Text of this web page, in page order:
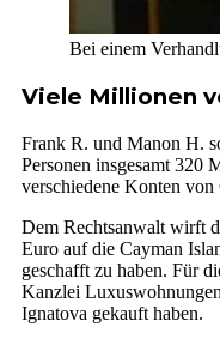
Bei einem
Viele Millionen
Frank R. und Manon H.
Personen insgesamt 320
verschiedene Konten
Dem Rechtsanwalt wirft
Euro auf die Cayman
geschafft zu haben. Für
Kanzlei
Ignatova gekauft haben.